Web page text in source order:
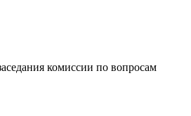
комиссии по вопросам